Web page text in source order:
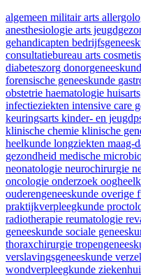
algemeen militair arts
anesthesiologie arts
gehandicapten
consultatiebureau arts
diabeteszorg
forensische geneeskunde
obstetrie haematologie
infectieziekten intensive care
keuringsarts kinder- en
klinische chemie klinische
heelkunde longziekten maag-
gezondheid medische
neonatologie neurochirurgie
oncologie onderzoek
ouderengeneeskunde overige
praktijkverpleegkunde
radiotherapie reumatologie
geneeskunde sociale
thoraxchirurgie
verslavingsgeneeskunde
wondverpleegkunde